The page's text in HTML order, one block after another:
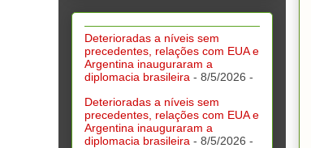
Deterioradas a níveis sem
precedentes, relações com EUA e
Argentina inauguraram a
diplomacia brasileira - 8/5/2026 -
Deterioradas a níveis sem
precedentes, relações com EUA e
Argentina inauguraram a
diplomacia brasileira - 8/5/2026 -